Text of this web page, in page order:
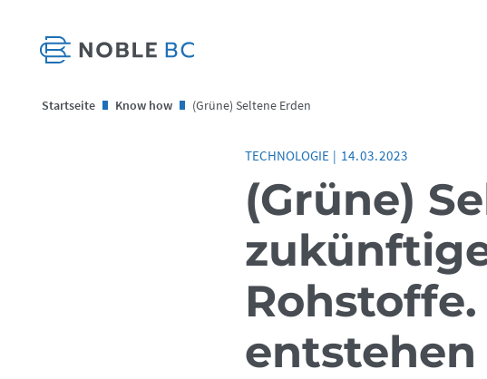
Startseite Know how (Grüne) Seltene Erden
TECHNOLOGIE | 14.03.2023
(Grüne)